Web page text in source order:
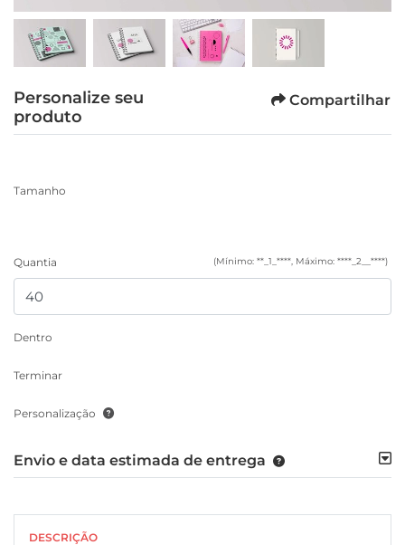
Personalize seu
produto
Compartilhar
Tamanho
(Mínimo: **_1_****, Máximo: ****_2__****)
Quantia
Dentro
Terminar
Personalização
Envio e data estimada de entrega
DESCRIÇÃO